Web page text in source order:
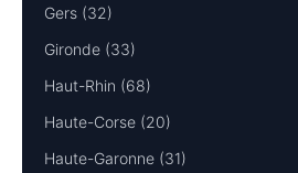
Gers (32)
Gironde (33)
Haut-Rhin (68)
Haute-Corse (20)
Haute-Garonne (31)